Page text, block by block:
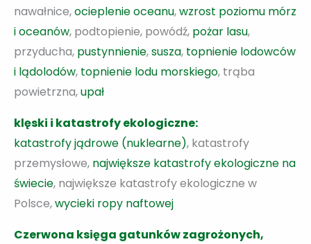
nawałnice,ocieplenie oceanu,wzrost poziomu mórz
i oceanów, podtopienie, powódź, pożar lasu,
przyducha, pustynnienie,susza, topnienie lodowców
i lądolodów, topnienie lodu morskiego, trąba
powietrzna,upał
klęski i katastrofy ekologiczne:
katastrofy jądrowe (nuklearne), katastrofy
przemysłowe, największe katastrofy ekologiczne na
świecie, największe katastrofy ekologiczne w
Polsce,wycieki ropy naftowej
Czerwona księga gatunków zagrożonych,